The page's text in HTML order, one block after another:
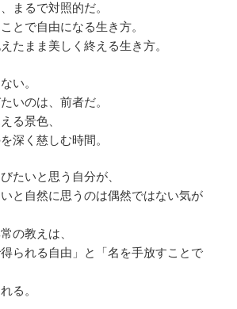
まるで対照的だ。
とで自由になる生き方。
たまま美しく終える生き方。
い。
いのは、前者だ。
る景色、
深く慈しむ時間。
たいと思う自分が、
と自然に思うのは偶然ではない気が
の教えは、
得られる自由」と「名を手放すことで
る。